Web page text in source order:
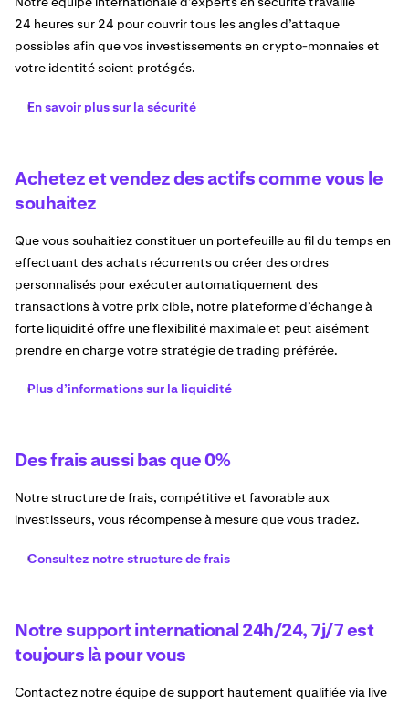
24 heures sur 24 pour couvrir tous les angles d’attaque
possibles afin que vos investissements en crypto-monnaies et
votre identité soient protégés.
En savoir plus sur la sécurité
Achetez et vendez des actifs comme vous le
souhaitez
Que vous souhaitiez constituer un portefeuille au fil du temps en
effectuant des achats récurrents ou créer des ordres
personnalisés pour exécuter automatiquement des
transactions à votre prix cible, notre plateforme d’échange à
forte liquidité offre une flexibilité maximale et peut aisément
prendre en charge votre stratégie de trading préférée.
Plus d’informations sur la liquidité
Des frais aussi bas que 0%
Notre structure de frais, compétitive et favorable aux
investisseurs, vous récompense à mesure que vous tradez.
Consultez notre structure de frais
Notre support international 24h/24, 7j/7 est
toujours là pour vous
Contactez notre équipe de support hautement qualifiée via live